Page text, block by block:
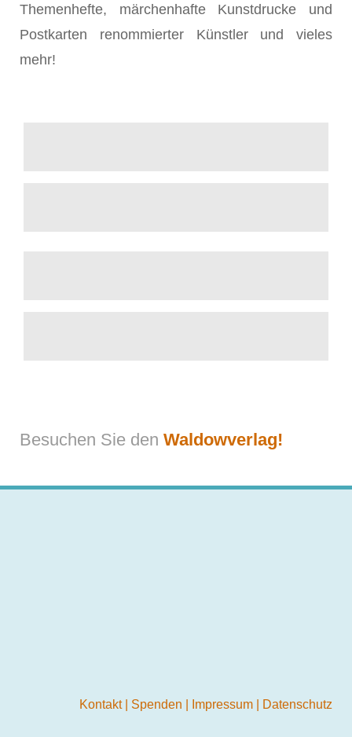
Themenhefte, märchenhafte Kunstdrucke und
Postkarten renommierter Künstler und vieles
mehr!
Besuchen Sie den Waldowverlag!
Kontakt Spenden Impressum Datenschutz